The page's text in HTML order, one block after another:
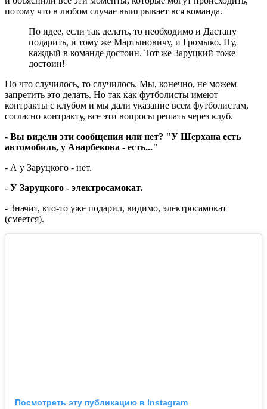
потому что в любом случае выигрывает вся команда.
По идее, если так делать, то необходимо и Дастану
подарить, и тому же Мартыновичу, и Громыко. Ну,
каждый в команде достоин. Тот же Заруцкий тоже
достоин!
Но что случилось, то случилось. Мы, конечно, не можем
запретить это делать. Но так как футболисты имеют
контракты с клубом и мы дали указание всем футболистам,
согласно контракту, все эти вопросы решать через клуб.
- Вы видели эти сообщения или нет? "У Шерхана есть
автомобиль, у Анарбекова - есть..."
- А у Заруцкого - нет.
- У Заруцкого - электросамокат.
- Значит, кто-то уже подарил, видимо, электросамокат
(смеется).
Посмотреть эту публикацию в Instagram